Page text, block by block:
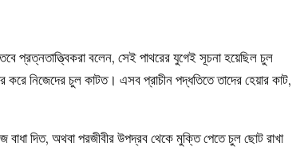
বলেন, সেই পাথরের যুগেই সূচনা হয়েছিল চুল
করে নিজেদের চুল কাটত। এসব প্রাচীন পদ্ধতিতে তাদের হেয়ার কাট,
বাধা দিত, অথবা পরজীবীর উপদ্রব থেকে মুক্তি পেতে চুল ছোট রাখা